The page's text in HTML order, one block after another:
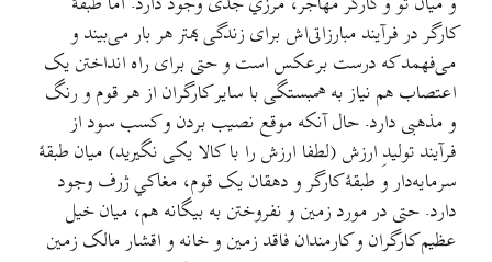
کارگر در فرآیند مبارزاتی‌اش برای زندگی بهتر هر بار می‌بیند و
می‌فهمد که درست برعکس است و حتی برای راه انداختن یک
اعتصاب هم نیاز به همبستگی با سایر کارگران از هر قوم و رنگ
و مذهبی دارد. حال آنکه موقع نصیب بردن و کسب سود از
فرآیند تولیدِ ارزش (لطفا ارزش را با کالا یکی نگیرید) میان طبقهٔ
سرمایه‌دار و طبقهٔ کارگر و دهقان یک قوم، مغاکي ژرف وجود
دارد. حتی در مورد زمین و نفروختن به بیگانه هم، میان خیل
عظیم کارگران و کارمندان فاقد زمین و خانه و اقشار مالک زمین